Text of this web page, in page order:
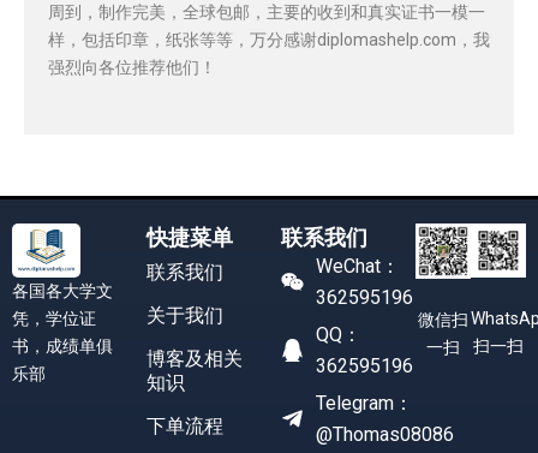
周到，制作完美，全球包邮，主要的收到和真实证书一模一
样，包括印章，纸张等等，万分感谢diplomashelp.com，我
强烈向各位推荐他们！
各国各大学文
凭，学位证
书，成绩单俱
乐部
快捷菜单
联系我们
关于我们
博客及相关
知识
下单流程
联系我们
WeChat：
362595196
QQ：
362595196
Telegram：
@Thomas08086
微信扫
一扫
扫一扫